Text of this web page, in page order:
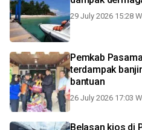
29 July 2026 15:28
Pemkab
terdampak
bantuan
26 July 2026 17:03
Belasan kios di